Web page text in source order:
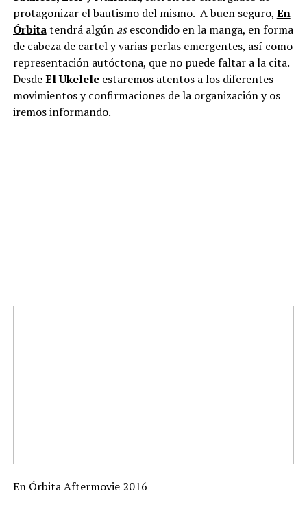
protagonizar el bautismo del mismo. A buen seguro, En
Órbitatendrá algún asescondido en la manga, en forma
de cabeza de cartel y varias perlas emergentes, así como
representación autóctona, que no puede faltar a la cita.
DesdeEl Ukeleleestaremos atentos a los diferentes
movimientos y confirmaciones de la organización y os
iremos informando.
En Órbita Aftermovie 2016